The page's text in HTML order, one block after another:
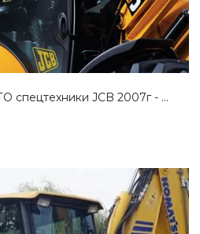
спецтехники JCB 2007г - ...